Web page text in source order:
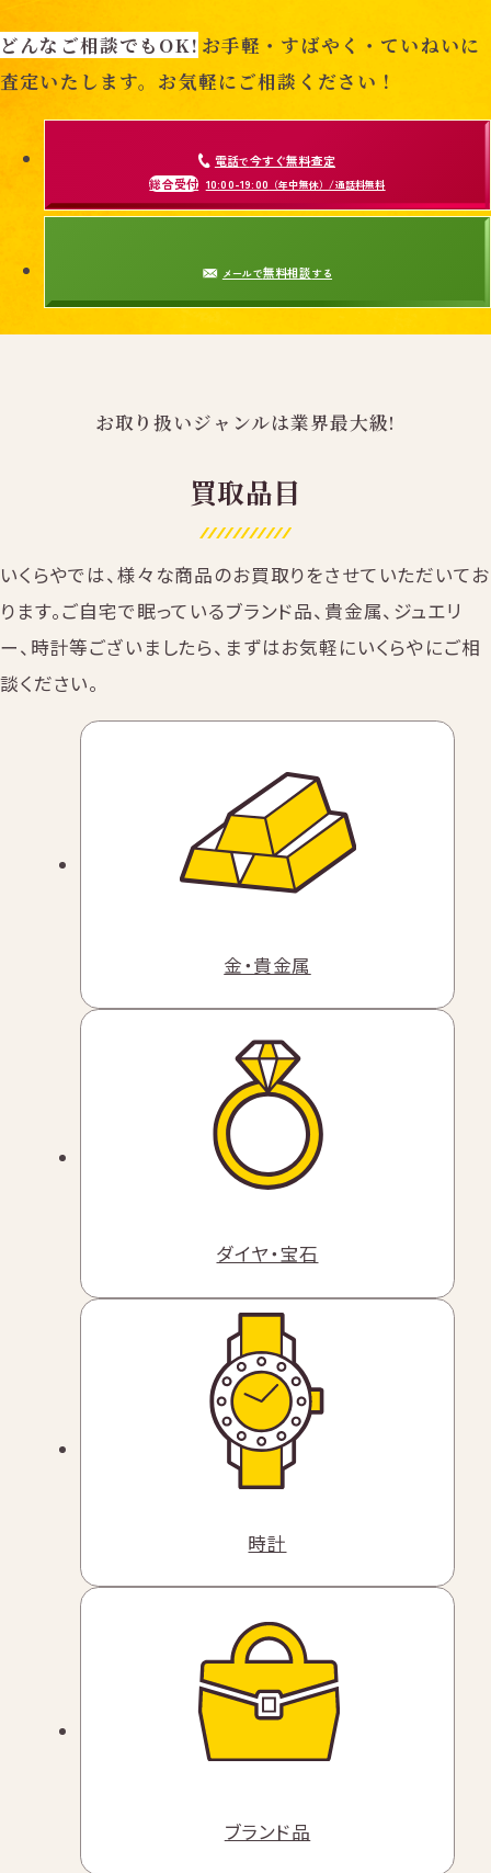
どんなご相談でもOK! お手軽・すばやく・ていねいに
査定いたします。お気軽にご相談ください！
電話で今すぐ無料査定
総合受付 10:00-19:00 （年中無休）/通話料無料
メールで無料相談する
お取り扱いジャンルは業界最大級!
買取品目
いくらやでは、様々な商品のお買取りをさせていただいてお
ります。ご自宅で眠っているブランド品、貴金属、ジュエリ
ー、時計等ございましたら、まずはお気軽にいくらやにご相
談ください。
金・貴金属
ダイヤ・宝石
時計
ブランド品